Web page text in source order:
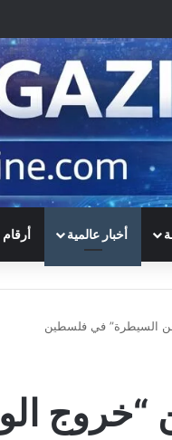
أخبار عالمية
عن السيطرة” في فلسطين
“خروج